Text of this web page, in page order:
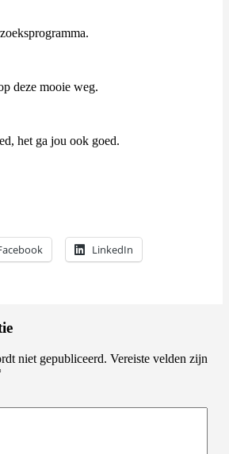
deze mooie weg.
het ga jou ook goed.
LinkedIn
niet gepubliceerd. Vereiste velden zijn